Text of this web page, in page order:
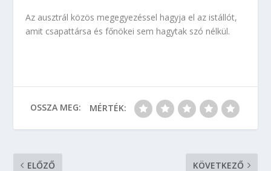
Az ausztrál közös megegyezéssel hagyja el az istállót,
amit csapattársa és főnökei sem hagytak szó nélkül.
OSSZA MEG: MÉRTÉK:
ELŐZŐ KÖVETKEZŐ